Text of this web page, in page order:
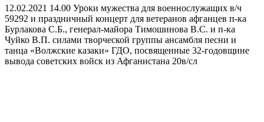
12.02.2021 14.00 Уроки мужества для военнослужащих в/ч
59292 и праздничный концерт для ветеранов афганцев п-ка
Бурлакова С.Б., генерал-майора Тимошинова В.С. и п-ка
Чуйко В.П. силами творческой группы ансамбля песни и
танца «Волжские казаки» ГДО, посвященные 32-годовщине
вывода советских войск из Афганистана 20в/сл